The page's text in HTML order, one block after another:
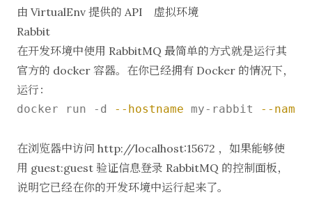
由 VirtualEnv 提供的 API 虚拟环境
Rabbit
在开发环境中使用 RabbitMQ 最简单的方式就是运行其
官方的 docker 容器。在你已经拥有 Docker 的情况下，
运行：
docker run -d --hostname my-rabbit --name
在浏览器中访问 http://localhost:15672 ，如果能够使
用 guest:guest 验证信息登录 RabbitMQ 的控制面板，
说明它已经在你的开发环境中运行起来了。